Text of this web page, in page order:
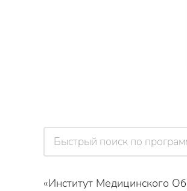
«Институт Медицинского